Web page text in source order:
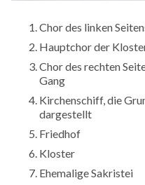
Chor des linken
Hauptchor der
Chor des rechten
Gang
Kirchenschiff, die
dargestellt
Friedhof
Kloster
Ehemalige Sakristei